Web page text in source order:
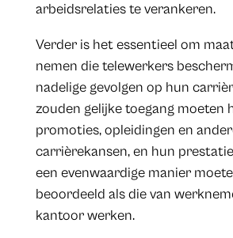
arbeidsrelaties te verankeren.
Verder is het essentieel om
nemen die telewerkers
nadelige gevolgen op hun
zouden gelijke toegang moeten
promoties, opleidingen en
carrièrekansen, en hun
een evenwaardige manier
beoordeeld als die van
kantoor werken.